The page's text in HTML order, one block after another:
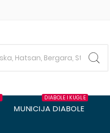
MUNICIJA DIABOLE
DIABOLE I KUGLE